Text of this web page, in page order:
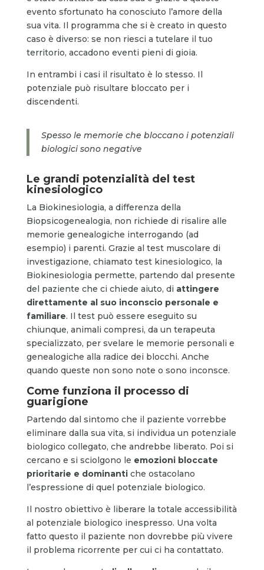
evento sfortunato ha conosciuto l’amore della
sua vita. Il programma che si è creato in questo
caso è diverso: se non riesci a tutelare il tuo
territorio, accadono eventi pieni di gioia.
In entrambi i casi il risultato è lo stesso. Il
potenziale può risultare bloccato per i
discendenti.
Spesso le memorie che bloccano i potenziali
biologici sono negative
Le grandi potenzialità del test
kinesiologico
La Biokinesiologia, a differenza della
Biopsicogenealogia, non richiede di risalire alle
memorie genealogiche interrogando (ad
esempio) i parenti. Grazie al test muscolare di
investigazione, chiamato test kinesiologico, la
Biokinesiologia permette, partendo dal presente
del paziente che ci chiede aiuto, di attingere
direttamente al suo inconscio personale e
familiare. Il test può essere eseguito su
chiunque, animali compresi, da un terapeuta
specializzato, per svelare le memorie personali e
genealogiche alla radice dei blocchi. Anche
quando queste non sono note o sono inconsce.
Come funziona il processo di
guarigione
Partendo dal sintomo che il paziente vorrebbe
eliminare dalla sua vita, si individua un potenziale
biologico collegato, che andrebbe liberato. Poi si
cercano e si sciolgono le emozioni bloccate
prioritarie e dominanti che ostacolano
l’espressione di quel potenziale biologico.
Il nostro obiettivo è liberare la totale accessibilità
al potenziale biologico inespresso. Una volta
fatto questo il paziente non dovrebbe più vivere
il problema ricorrente per cui ci ha contattato.